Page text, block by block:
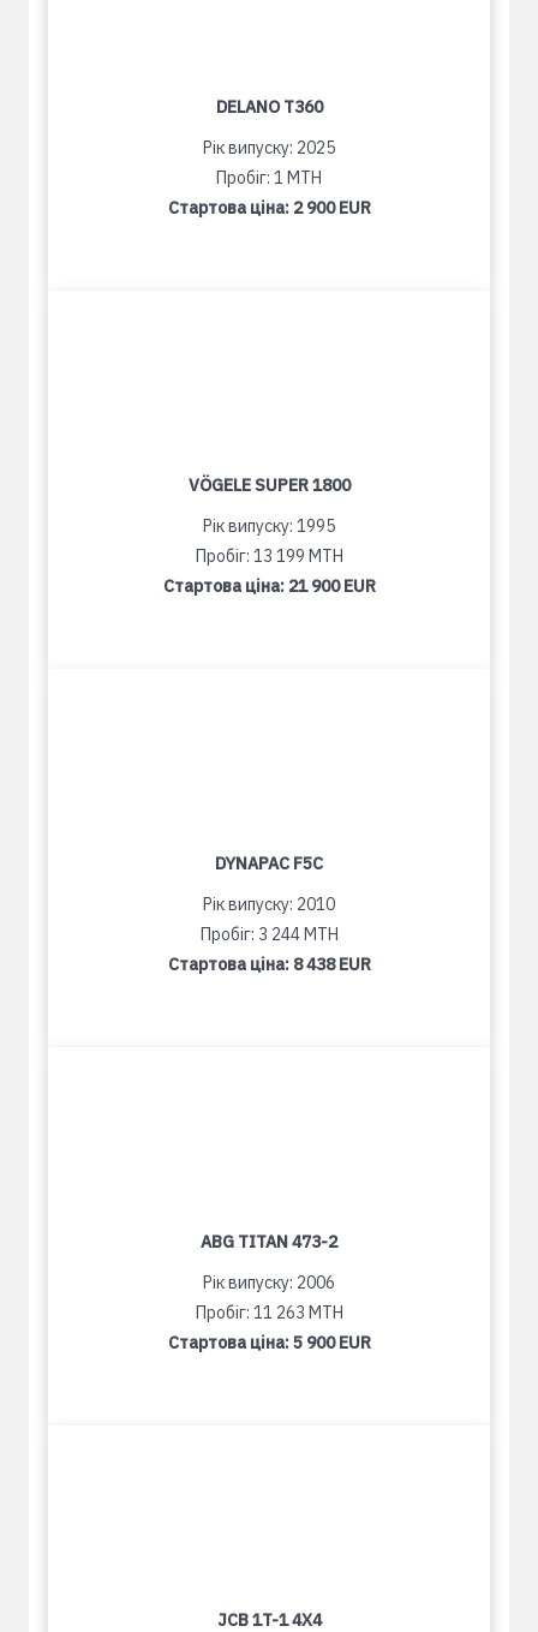
DELANO T360
Рік випуску: 2025
Пробіг: 1 MTH
Стартова ціна: 2 900 EUR
VÖGELE SUPER 1800
Рік випуску: 1995
Пробіг: 13 199 MTH
Стартова ціна: 21 900 EUR
DYNAPAC F5C
Рік випуску: 2010
Пробіг: 3 244 MTH
Стартова ціна: 8 438 EUR
ABG TITAN 473-2
Рік випуску: 2006
Пробіг: 11 263 MTH
Стартова ціна:5 900 EUR
JCB 1T-1 4X4